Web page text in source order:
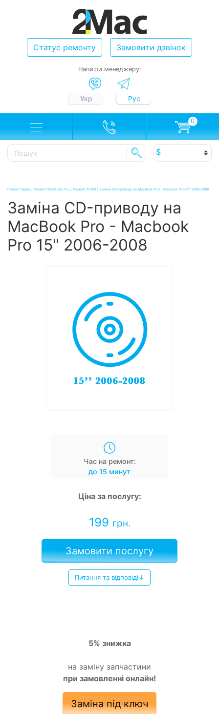
Статус ремонту Замовити дзвінок
Напиши менеджеру:
Укр Рус
0
Ремонт Apple / Ремонт MacBook Pro / Ремонт A1150 / Заміна CD-приводу на MacBook Pro - Macbook Pro 15" 2006-2008
Заміна CD-приводу на
MacBook Pro - Macbook
Pro 15" 2006-2008
Час на ремонт:
до 15 минут
Ціна за послугу:
199 грн.
Замовити послугу
Питання та відповіді↓
5% знижка
на заміну запчастини
при замовленні онлайн!
Заміна під ключ